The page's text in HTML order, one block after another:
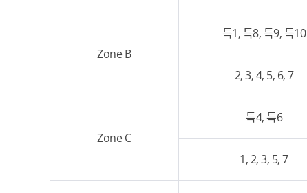
Zone B
특1, 특8, 특9, 특10
2, 3, 4, 5, 6, 7
Zone C
특4, 특6
1, 2, 3, 5, 7